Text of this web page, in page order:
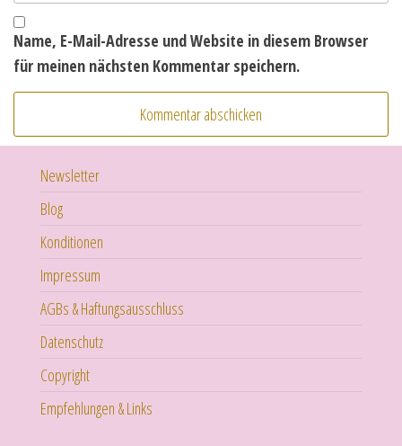
Name, E-Mail-Adresse und Website in diesem Browser
für meinen nächsten Kommentar speichern.
Newsletter
Blog
Konditionen
Impressum
AGBs & Haftungsausschluss
Datenschutz
Copyright
Empfehlungen & Links